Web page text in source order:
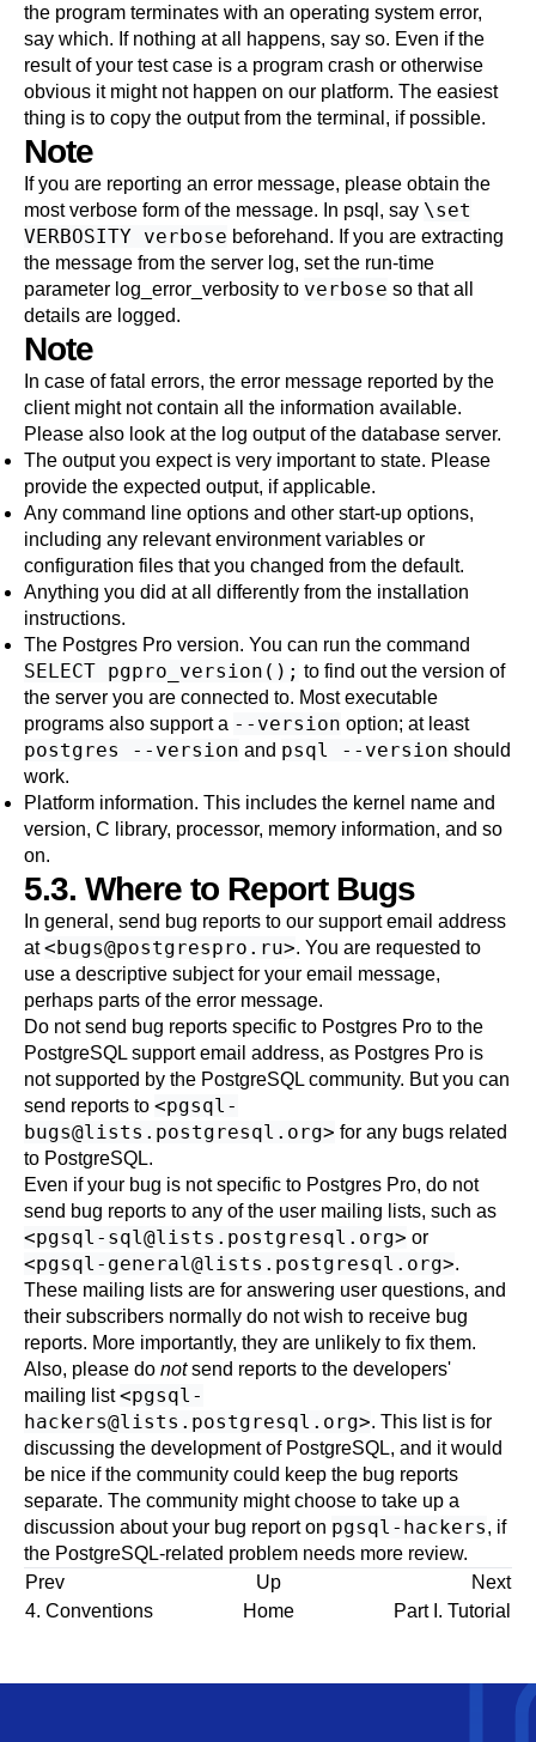
the program terminates with an operating system error,
say which. If nothing at all happens, say so. Even if the
result of your test case is a program crash or otherwise
obvious it might not happen on our platform. The easiest
thing is to copy the output from the terminal, if possible.
Note
If you are reporting an error message, please obtain the
most verbose form of the message. In psql , say \set
VERBOSITY verbose beforehand. If you are extracting
the message from the server log, set the run-time
parameter log_error_verbosity to verbose so that all
details are logged.
Note
In case of fatal errors, the error message reported by the
client might not contain all the information available.
Please also look at the log output of the database server.
The output you expect is very important to state. Please
provide the expected output, if applicable.
Any command line options and other start-up options,
including any relevant environment variables or
configuration files that you changed from the default.
Anything you did at all differently from the installation
instructions.
The Postgres Pro version. You can run the command
SELECT pgpro_version(); to find out the version of
the server you are connected to. Most executable
programs also support a --version option; at least
postgres --version and psql --version should
work.
Platform information. This includes the kernel name and
version, C library, processor, memory information, and so
on.
5.3. Where to Report Bugs
In general, send bug reports to our support email address
at<bugs@postgrespro.ru>. You are requested to
use a descriptive subject for your email message,
perhaps parts of the error message.
Do not send bug reports specific to Postgres Pro to the
PostgreSQL support email address, as Postgres Pro is
not supported by the PostgreSQL community. But you can
send reports to <pgsql-
bugs@lists.postgresql.org> for any bugs related
to PostgreSQL.
Even if your bug is not specific to Postgres Pro, do not
send bug reports to any of the user mailing lists, such as
<pgsql-sql@lists.postgresql.org> or
<pgsql-general@lists.postgresql.org>.
These mailing lists are for answering user questions, and
their subscribers normally do not wish to receive bug
reports. More importantly, they are unlikely to fix them.
Also, please do notsend reports to the developers'
mailing list<pgsql-
hackers@lists.postgresql.org>. This list is for
discussing the development of PostgreSQL, and it would
be nice if the community could keep the bug reports
separate. The community might choose to take up a
discussion about your bug report on pgsql-hackers, if
the PostgreSQL-related problem needs more review.
Prev
Up
Next
4. Conventions
Home Part I. Tutorial